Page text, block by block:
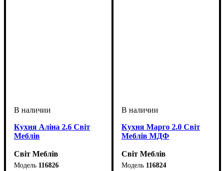
Кухня Аліна 2.6 Світ
Меблів
Світ Меблів
116826
Кухня Марго 2.0 Світ
Меблів МДФ
Світ Меблів
116824